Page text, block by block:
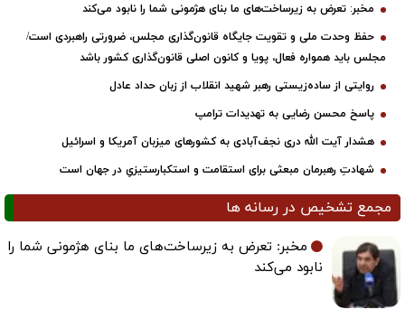
مخبر: تعرض به زیرساخت‌های ما بنای هژمونی شما را نابود می‌کند
حفظ وحدت ملی و تقویت جایگاه قانون‌گذاری مجلس، ضرورتی راهبردی است/
مجلس باید همواره فعال، پویا و کانون اصلی قانون‌گذاری کشور باشد
روایتی از ساده‌زیستی رهبر شهید انقلاب از زبان حداد عادل
پاسخ محسن رضایی به تهدیدات ترامپ
هشدار آیت الله دری نجف‌آبادی به کشورهای میزبان آمریکا و اسرائیل
شهادتِ رهبرمان مبعثی برای استقامت و استکبارستیزیِ در جهان است
مجمع تشخیص در رسانه ها
مخبر: تعرض به زیرساخت‌های ما بنای هژمونی شما را
نابود می‌کند